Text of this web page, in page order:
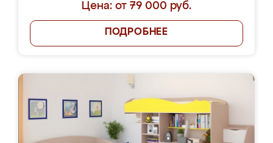
Цена: от 79 000 руб.
ПОДРОБНЕЕ